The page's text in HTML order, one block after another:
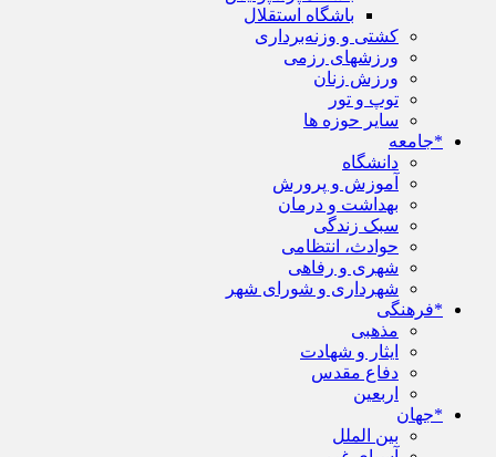
باشگاه استقلال
کشتی و وزنه‌برداری
ورزشهای رزمی
ورزش زنان
توپ و تور
سایر حوزه ها
*جامعه
دانشگاه
آموزش و پرورش
بهداشت و درمان
سبک زندگی
حوادث، انتظامی
شهری و رفاهی
شهرداری و شورای شهر
*فرهنگی
مذهبی
ایثار و شهادت
دفاع مقدس
اربعین
*جهان
بین الملل